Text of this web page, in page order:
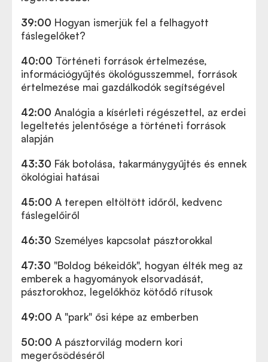
39:00 Hogyan ismerjük fel a felhagyott
fáslegelőket?
40:00 Történeti források értelmezése,
információgyűjtés ökológusszemmel, források
értelmezése mai gazdálkodók segítségével
42:00 Analógia a kísérleti régészettel, az erdei
legeltetés jelentősége a történeti források
alapján
43:30 Fák botolása, takarmánygyűjtés és ennek
ökológiai hatásai
45:00 A terepen eltöltött időről, kedvenc
fáslegelőiről
46:30 Személyes kapcsolat pásztorokkal
47:30 "Boldog békeidők", hogyan élték meg az
emberek a hagyományok elsorvadását,
pásztorokhoz, legelőkhöz kötődő rítusok
49:00 A "park" ősi képe az emberben
50:00 A pásztorvilág modern kori
megerősödéséről